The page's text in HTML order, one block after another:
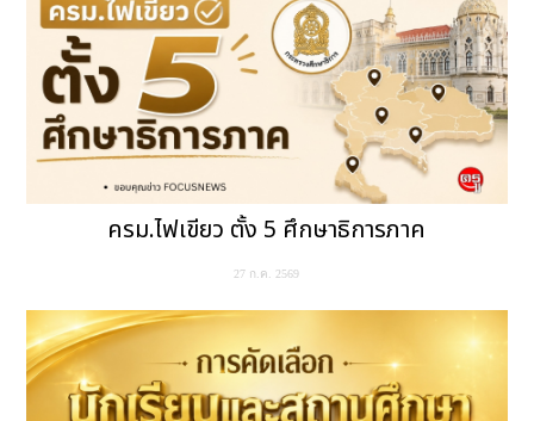
ครม.ไฟเขียว ตั้ง 5 ศึกษาธิการภาค
27 ก.ค. 2569